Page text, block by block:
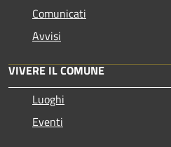
Comunicati
Avvisi
VIVERE IL COMUNE
Luoghi
Eventi